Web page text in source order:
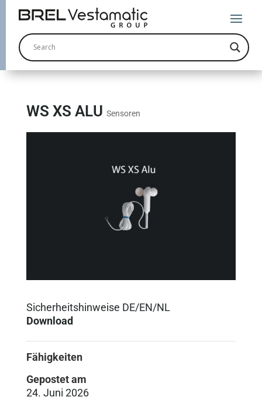
WS XS ALU Sensoren
Sicherheitshinweise DE/EN/NL
Download
Fähigkeiten
Gepostet am
24. Juni 2026